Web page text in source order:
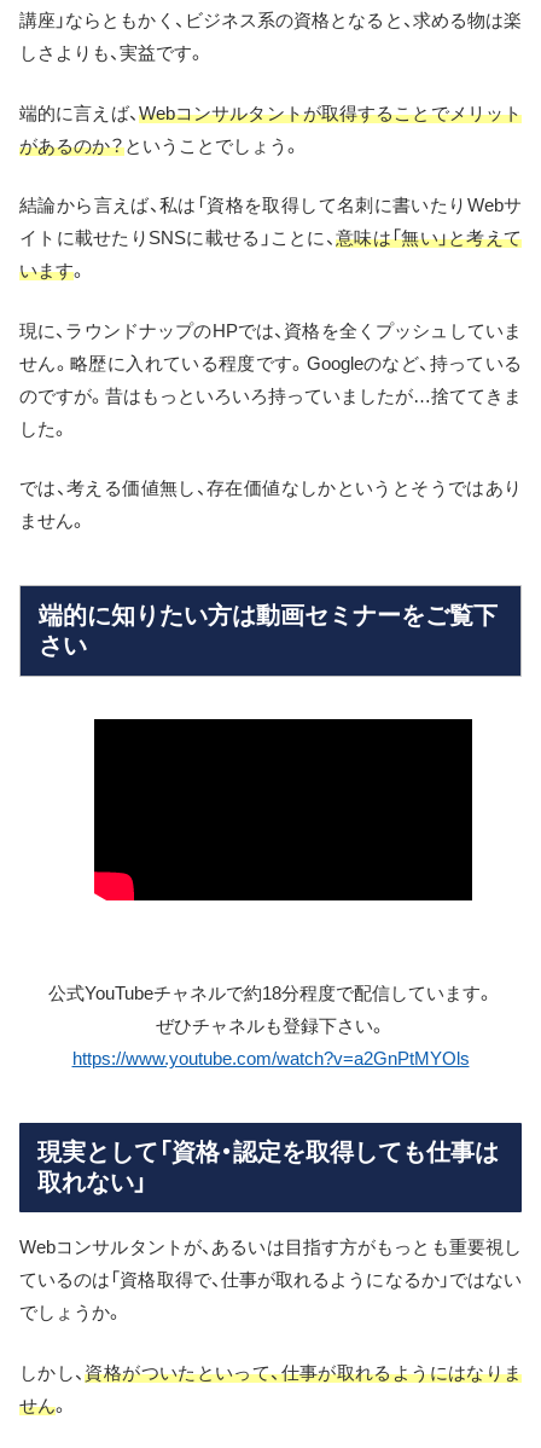
講座」ならともかく、ビジネス系の資格となると、求める物は楽
しさよりも、実益です。
端的に言えば、 Webコンサルタントが取得することでメリット
があるのか？ということでしょう。
結論から言えば、私は「資格を取得して名刺に書いたりWebサ
イトに載せたりSNSに載せる」ことに、意味は「無い」と考えて
います。
現に、ラウンドナップのHPでは、資格を全くプッシュしていま
せん。略歴に入れている程度です。Googleのなど、持っている
のですが。昔はもっといろいろ持っていましたが…捨ててきま
した。
では、考える価値無し、存在価値なしかというとそうではあり
ません。
端的に知りたい方は動画セミナーをご覧下
さい
公式YouTubeチャネルで約18分程度で配信しています。
ぜひチャネルも登録下さい。
https://www.youtube.com/watch?v=a2GnPtMYOls
現実として「資格・認定を取得しても仕事は
取れない」
Webコンサルタントが、あるいは目指す方がもっとも重要視し
ているのは「資格取得で、仕事が取れるようになるか」ではない
でしょうか。
しかし、資格がついたといって、仕事が取れるようにはなりま
せん。